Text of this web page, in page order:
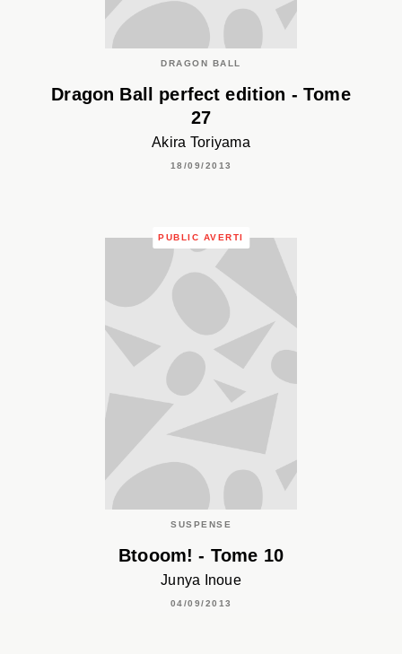
DRAGON BALL
Dragon Ball perfect edition - Tome
27
Akira Toriyama
18/09/2013
PUBLIC AVERTI
SUSPENSE
Btooom! - Tome 10
Junya Inoue
04/09/2013